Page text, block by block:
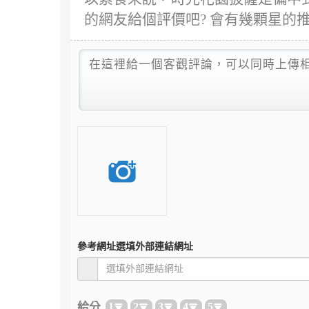
的網友給個評價吧? 會有幾顆星的
參考網址選填外部連結網址
1 2 3 4 5